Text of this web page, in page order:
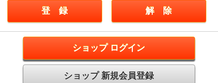
ショップ ログイン
ショップ 新規会員登録